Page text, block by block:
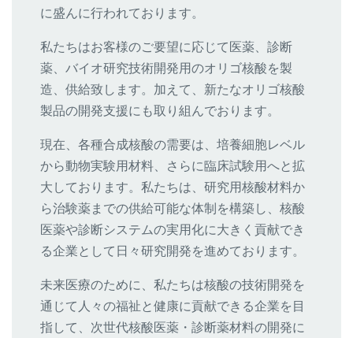
に盛んに行われております。
私たちはお客様のご要望に応じて医薬、診断
薬、バイオ研究技術開発用のオリゴ核酸を製
造、供給致します。加えて、新たなオリゴ核酸
製品の開発支援にも取り組んでおります。
現在、各種合成核酸の需要は、培養細胞レベル
から動物実験用材料、さらに臨床試験用へと拡
大しております。私たちは、研究用核酸材料か
ら治験薬までの供給可能な体制を構築し、核酸
医薬や診断システムの実用化に大きく貢献でき
る企業として日々研究開発を進めております。
未来医療のために、私たちは核酸の技術開発を
通じて人々の福祉と健康に貢献できる企業を目
指して、次世代核酸医薬・診断薬材料の開発に